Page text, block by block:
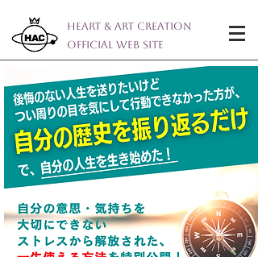
Heart & Art Creation
Official Web Site